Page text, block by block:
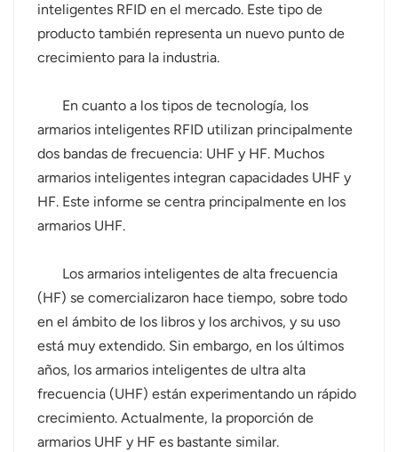
Melayu
Polski
Tiếng Việt
Indonesia
norsk
inteligentes RFID en el mercado. Este tipo de
producto también representa un nuevo punto de
crecimiento para la industria.
En cuanto a los tipos de tecnología, los
armarios inteligentes RFID utilizan principalmente
dos bandas de frecuencia: UHF y HF. Muchos
armarios inteligentes integran capacidades UHF y
HF. Este informe se centra principalmente en los
armarios UHF.
Los armarios inteligentes de alta frecuencia
(HF) se comercializaron hace tiempo, sobre todo
en el ámbito de los libros y los archivos, y su uso
está muy extendido. Sin embargo, en los últimos
años, los armarios inteligentes de ultra alta
frecuencia (UHF) están experimentando un rápido
crecimiento. Actualmente, la proporción de
armarios UHF y HF es bastante similar.